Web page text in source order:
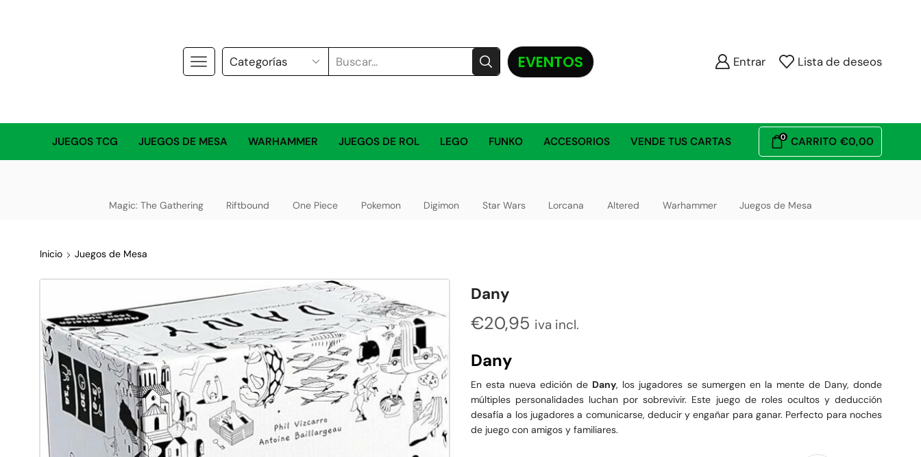
EVENTOS Entrar Lista de deseos
JUEGOS TCG JUEGOS DE MESA WARHAMMER JUEGOS DE ROL LEGO FUNKO ACCESORIOS VENDE TUS CARTAS 0 CARRITO €0,00
Magic: The Gathering Riftbound One Piece Pokemon Digimon Star Wars Lorcana Altered Warhammer Juegos de Mesa
Inicio Juegos de Mesa
Dany
€20,95 iva incl.
Dany
En esta nueva edición de Dany, los jugadores se sumergen en la mente de Dany, donde
múltiples personalidades luchan por sobrevivir. Este juego de roles ocultos y deducción
desafía a los jugadores a comunicarse, deducir y engañar para ganar. Perfecto para noches
de juego con amigos y familiares.